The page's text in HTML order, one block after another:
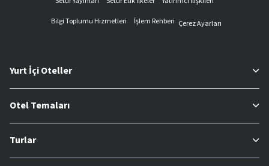
Bilgi Toplumu Hizmetleri
İşlem Rehberi Çerez Ayarları
Yurt İçi Oteller
Otel Temaları
Turlar